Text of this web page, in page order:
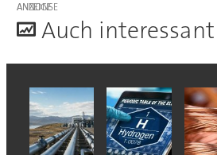
ANZEIGE
Auch interessant